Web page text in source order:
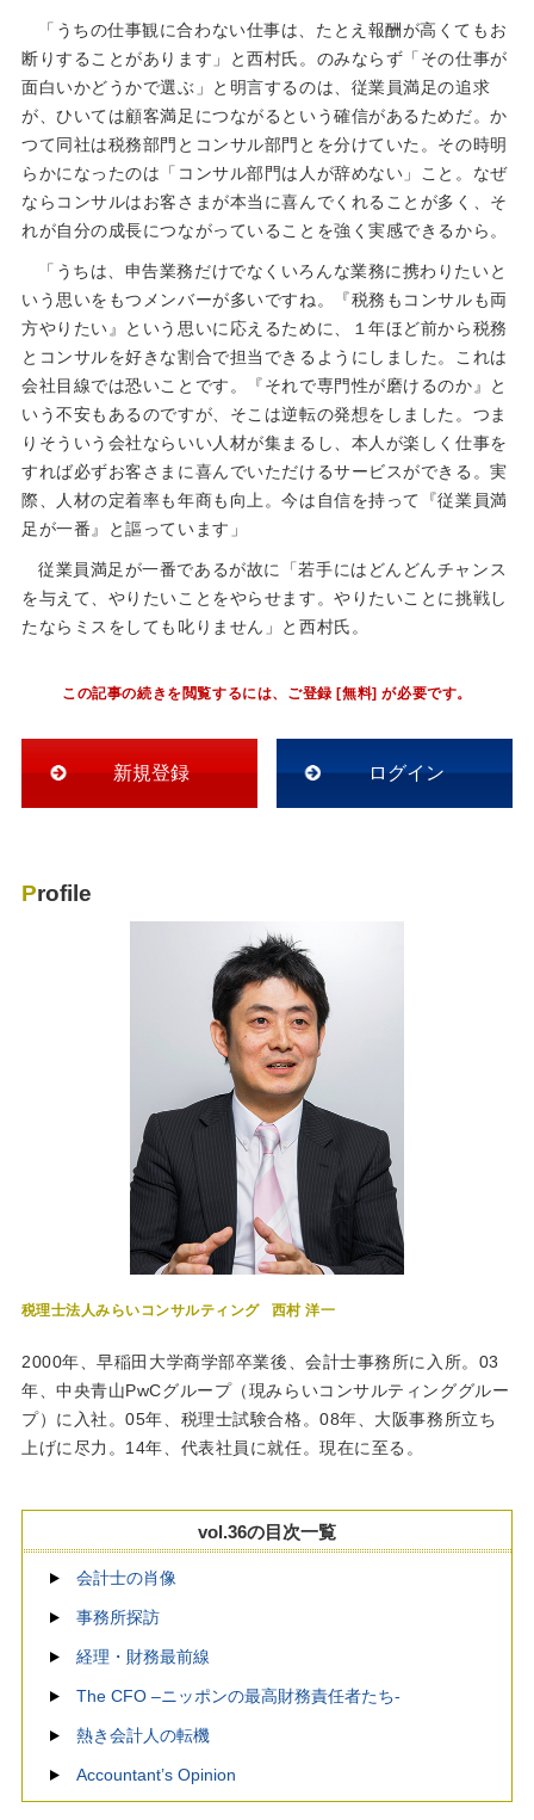
「うちの仕事観に合わない仕事は、たとえ報酬が高くてもお
断りすることがあります」と西村氏。のみならず「その仕事が
面白いかどうかで選ぶ」と明言するのは、従業員満足の追求
が、ひいては顧客満足につながるという確信があるためだ。か
つて同社は税務部門とコンサル部門とを分けていた。その時明
らかになったのは「コンサル部門は人が辞めない」こと。なぜ
ならコンサルはお客さまが本当に喜んでくれることが多く、そ
れが自分の成長につながっていることを強く実感できるから。
「うちは、申告業務だけでなくいろんな業務に携わりたいと
いう思いをもつメンバーが多いですね。『税務もコンサルも両
方やりたい』という思いに応えるために、１年ほど前から税務
とコンサルを好きな割合で担当できるようにしました。これは
会社目線では恐いことです。『それで専門性が磨けるのか』と
いう不安もあるのですが、そこは逆転の発想をしました。つま
りそういう会社ならいい人材が集まるし、本人が楽しく仕事を
すれば必ずお客さまに喜んでいただけるサービスができる。実
際、人材の定着率も年商も向上。今は自信を持って『従業員満
足が一番』と謳っています」
従業員満足が一番であるが故に「若手にはどんどんチャンス
を与えて、やりたいことをやらせます。やりたいことに挑戦し
たならミスをしても叱りません」と西村氏。
この記事の続きを閲覧するには、ご登録 [無料] が必要です。
新規登録 ログイン
Profile
税理士法人みらいコンサルティング 西村 洋一
2000年、早稲田大学商学部卒業後、会計士事務所に入所。03
年、中央青山PwCグループ（現みらいコンサルティンググルー
プ）に入社。05年、税理士試験合格。08年、大阪事務所立ち
上げに尽力。14年、代表社員に就任。現在に至る。
vol.36の目次一覧
会計士の肖像
事務所探訪
経理・財務最前線
The CFO –ニッポンの最高財務責任者たち-
熱き会計人の転機
Accountant’s Opinion